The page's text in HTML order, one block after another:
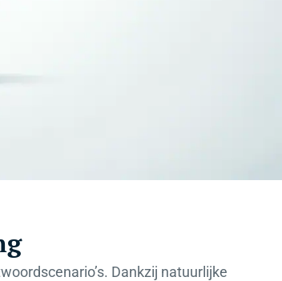
Dankzij natuurlijke